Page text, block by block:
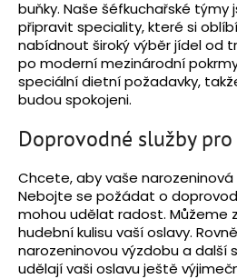
buňky. Naše šéfkuchařské týmy
připravit speciality, které si
nabídnout široký výběr jídel od
po moderní mezinárodní
speciální dietní požadavky,
budou spokojeni.
Doprovodné služby
Chcete, aby vaše
Nebojte se požádat o
mohou udělat radost. Můžeme
hudební kulisu vaší oslavy.
narozeninovou výzdobu a další
udělají vaši oslavu ještě
í
t
?
HLEDAT